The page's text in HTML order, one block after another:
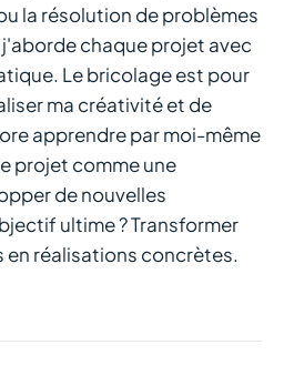
la résolution de problèmes
chaque projet avec
Le bricolage est pour
ma créativité et de
apprendre par moi-même
projet comme une
de nouvelles
ultime ? Transformer
réalisations concrètes.